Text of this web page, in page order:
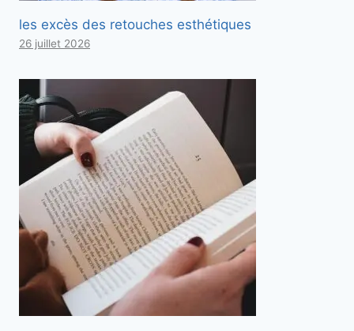
les excès des retouches esthétiques
26 juillet 2026